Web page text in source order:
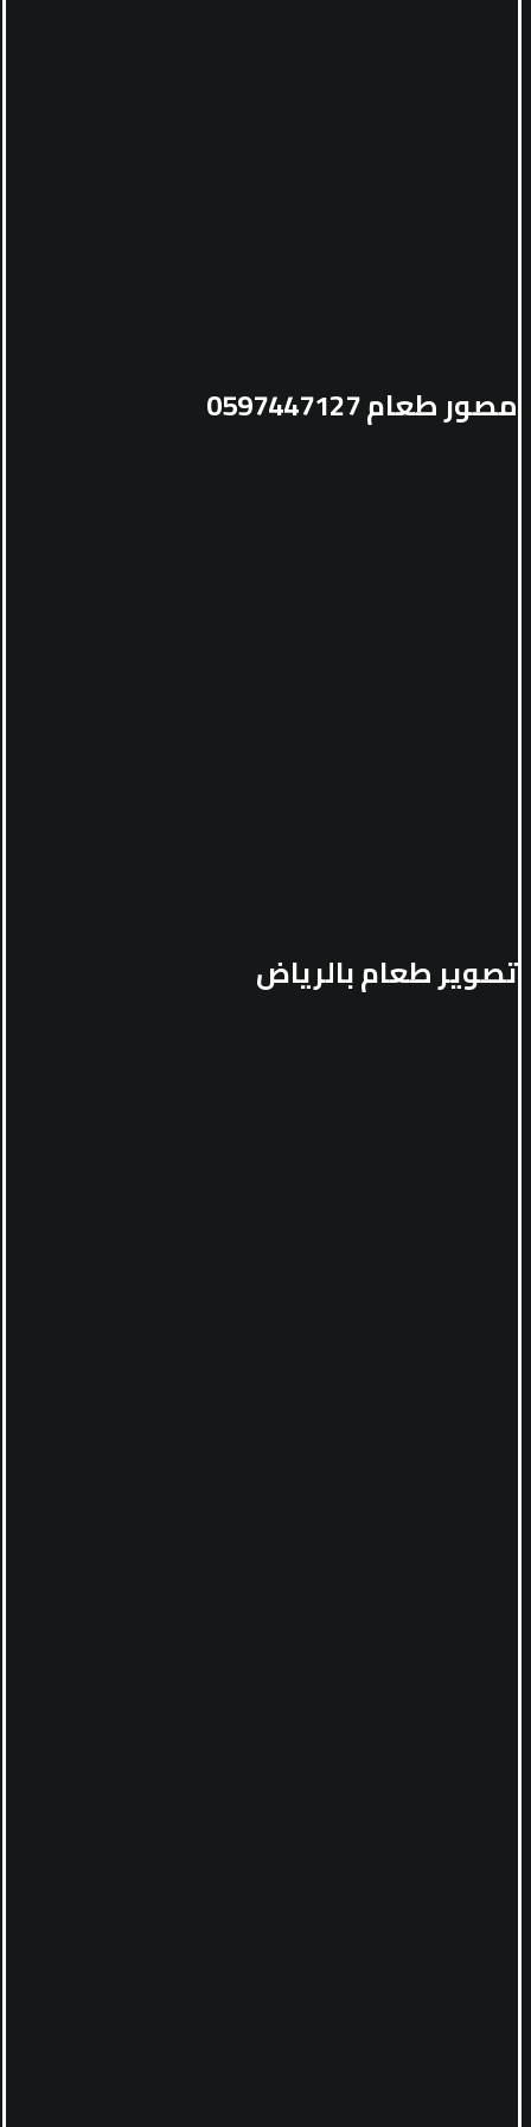
مصور طعام 0597447127
تصوير طعام بالرياض